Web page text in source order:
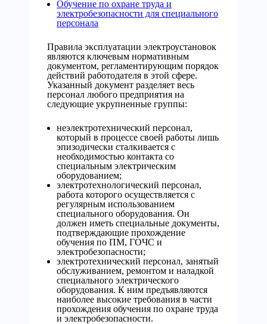
Обучение по охране труда и
электробезопасности для специального
персонала
Правила эксплуатации электроустановок
являются ключевым нормативным
документом, регламентирующим порядок
действий работодателя в этой сфере.
Указанный документ разделяет весь
персонал любого предприятия на
следующие укрупненные группы:
неэлектротехнический персонал,
который в процессе своей работы лишь
эпизодически сталкивается с
необходимостью контакта со
специальным электрическим
оборудованием;
электротехнологический персонал,
работа которого осуществляется с
регулярным использованием
специального оборудования. Он
должен иметь специальные документы,
подтверждающие прохождение
обучения по ПМ, ГОЧС и
электробезопасности;
электротехнический персонал, занятый
обслуживанием, ремонтом и наладкой
специального электрического
оборудования. К ним предъявляются
наиболее высокие требования в части
прохождения обучения по охране труда
и электробезопасности.